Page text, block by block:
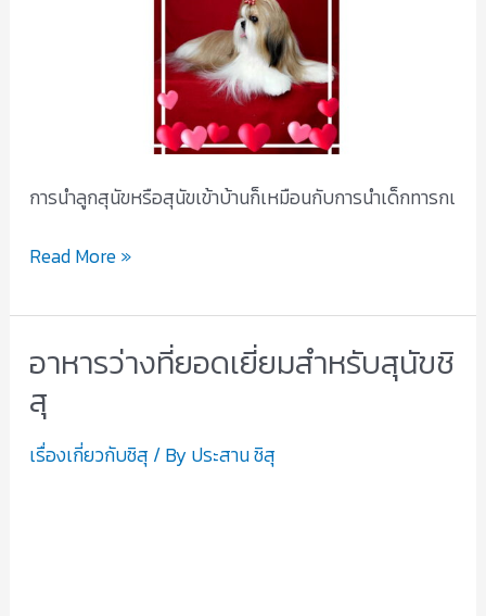
การนำลูกสุนัขหรือสุนัขเข้าบ้านก็เหมือนกับการนำเด็กทารกเ
Read More »
อาหารว่างที่ยอดเยี่ยมสำหรับสุนัขชิ
สุ
เรื่องเกี่ยวกับชิสุ / By ประสาน ชิสุ
อาหาร
ว่าง
ที่
ยอด